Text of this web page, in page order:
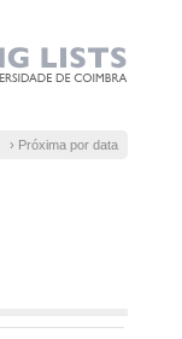
› Próxima por data